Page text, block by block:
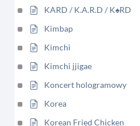
KARD / K.A.R.D / K♠RD
Kimbap
Kimchi
Kimchi jjigae
Koncert hologramowy
Korea
Korean Fried Chicken